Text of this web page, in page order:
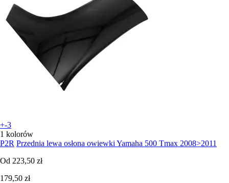
+-3
1 kolorów
P2R Przednia lewa osłona owiewki Yamaha 500 Tmax 2008>2011
Od 223,50 zł
179,50 zł